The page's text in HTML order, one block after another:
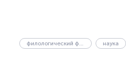
филологический факультет наука